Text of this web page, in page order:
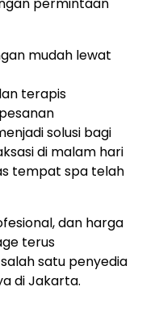
mudah lewat
terapis
solusi bagi
di malam hari
tempat spa telah
dan harga
terus
satu penyedia
di Jakarta.